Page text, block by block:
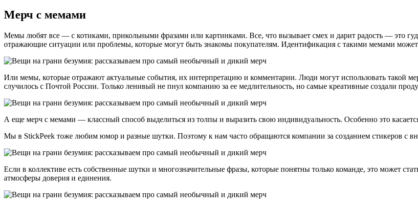
Мерч с мемами
Мемы любят все — с котиками, прикольными фразами или картинками. Все, что вызывает смех и дарит радость — это
отражающие ситуации или проблемы, которые могут быть знакомы покупателям. Идентификация с такими мемами
Или мемы, которые отражают актуальные события, их интерпретацию и комментарии. Люди могут использовать такой
случилось с Почтой России. Только ленивый не пнул компанию за ее медлительность, но самые креативные создали
А еще мерч с мемами — классный способ выделиться из толпы и выразить свою индивидуальность. Особенно это
Мы в StickPeek тоже любим юмор и разные шутки. Поэтому к нам часто обращаются компании за созданием стикеров с
Если в коллективе есть собственные шутки и многозначительные фразы, которые понятны только команде, это может
атмосферы доверия и единения.